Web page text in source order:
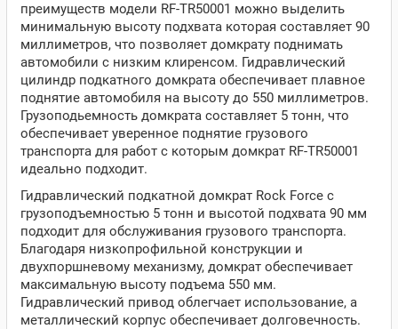
преимуществ модели RF-TR50001 можно выделить
минимальную высоту подхвата которая составляет 90
миллиметров, что позволяет домкрату поднимать
автомобили с низким клиренсом. Гидравлический
цилиндр подкатного домкрата обеспечивает плавное
поднятие автомобиля на высоту до 550 миллиметров.
Грузоподьемность домкрата составляет 5 тонн, что
обеспечивает уверенное поднятие грузового
транспорта для работ с которым домкрат RF-TR50001
идеально подходит.
Гидравлический подкатной домкрат Rock Force с
грузоподъемностью 5 тонн и высотой подхвата 90 мм
подходит для обслуживания грузового транспорта.
Благодаря низкопрофильной конструкции и
двухпоршневому механизму, домкрат обеспечивает
максимальную высоту подъема 550 мм.
Гидравлический привод облегчает использование, а
металлический корпус обеспечивает долговечность.